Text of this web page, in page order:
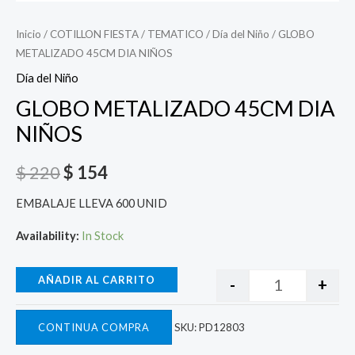
Inicio / COTILLON FIESTA/ TEMATICO /Día del Niño / GLOBO
METALIZADO 45CM DIA NIÑOS
Día del Niño
GLOBO METALIZADO 45CM DIA
NIÑOS
$220$ 154
EMBALAJE LLEVA 600 UNID
Availability: In Stock
- +
AÑADIR AL CARRITO
CONTINUA COMPRA SKU:PD12803